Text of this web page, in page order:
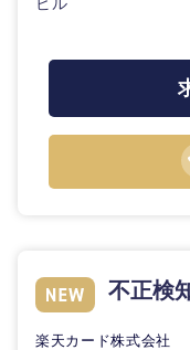
不正検
楽天カード株式会社